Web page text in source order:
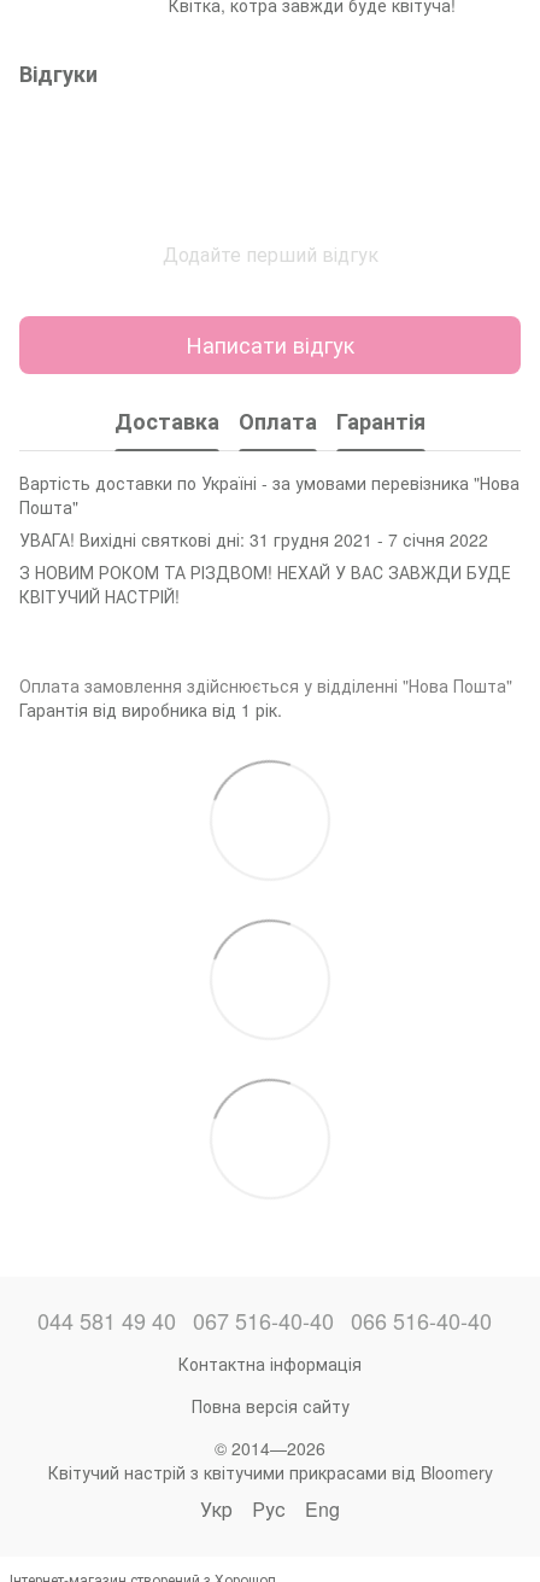
Відгуки
Додайте перший відгук
Написати відгук
Доставка Оплата Гарантія
Вартість доставки по Україні - за умовами перевізника "Нова
Пошта"
УВАГА! Вихідні святкові дні: 31 грудня 2021 - 7 січня 2022
З НОВИМ РОКОМ ТА РІЗДВОМ! НЕХАЙ У ВАС ЗАВЖДИ БУДЕ
КВІТУЧИЙ НАСТРІЙ!
Оплата замовлення здійснюється у відділенні "Нова Пошта"
Гарантія від виробника від 1 рік.
044 581 49 40 067 516-40-40 066 516-40-40
Контактна інформація
Повна версія сайту
© 2014—2026
Квітучий настрій з квітучими прикрасами від Bloomery
Укр Рус Eng